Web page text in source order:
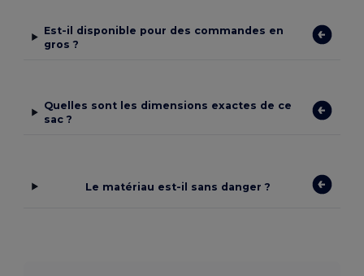
Est-il disponible pour des commandes en
gros ?
Quelles sont les dimensions exactes de ce
sac ?
Le matériau est-il sans danger ?